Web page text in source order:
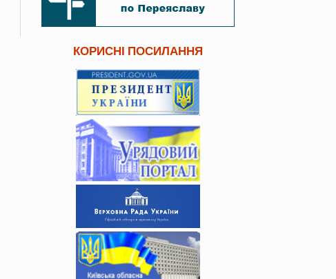
КОРИСНІ ПОСИЛАННЯ